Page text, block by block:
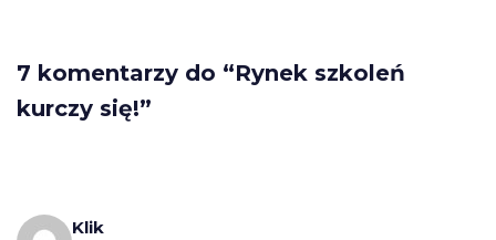
7 komentarzy do “Rynek szkoleń
kurczy się!”
Klik